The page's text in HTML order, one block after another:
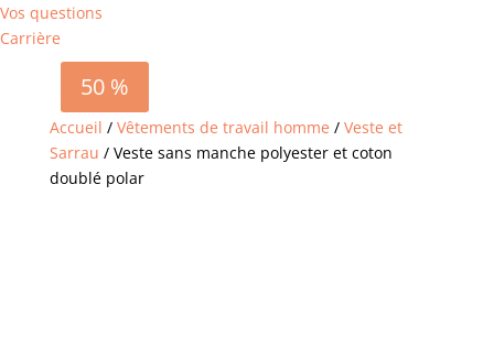
Vos questions
Carrière
Accueil / Vêtements de travail homme / Veste et
Sarrau / Veste sans manche polyester et coton
doublé polar
50 %